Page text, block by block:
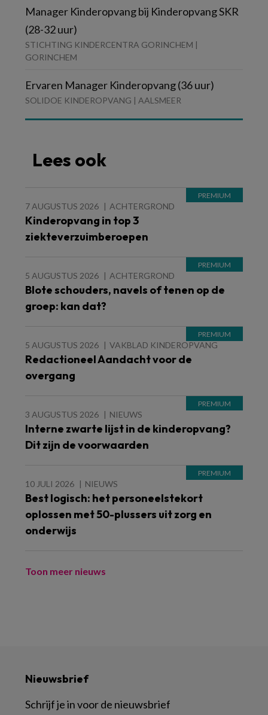
Manager Kinderopvang bij Kinderopvang SKR
(28-32 uur)
STICHTING KINDERCENTRA GORINCHEM |
GORINCHEM
Ervaren Manager Kinderopvang (36 uur)
SOLIDOE KINDEROPVANG | AALSMEER
Lees ook
7 AUGUSTUS 2026 ACHTERGROND
Kinderopvang in top 3
ziekteverzuimberoepen
5 AUGUSTUS 2026 ACHTERGROND
Blote schouders, navels of tenen op de
groep: kan dat?
5 AUGUSTUS 2026 VAKBLAD KINDEROPVANG
Redactioneel Aandacht voor de
overgang
3 AUGUSTUS 2026 NIEUWS
Interne zwarte lijst in de kinderopvang?
Dit zijn de voorwaarden
10 JULI 2026 NIEUWS
Best logisch: het personeelstekort
oplossen met 50-plussers uit zorg en
onderwijs
Toon meer nieuws
Nieuwsbrief
Schrijf je in voor de nieuwsbrief